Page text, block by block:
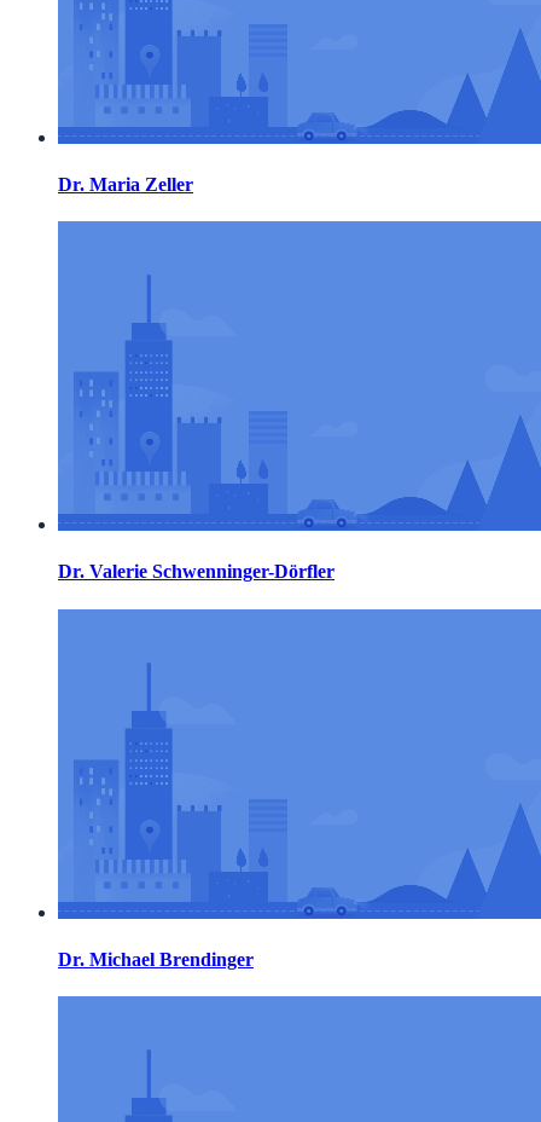
Dr. Maria Zeller
Dr. Valerie Schwenninger-Dörfler
Dr. Michael Brendinger